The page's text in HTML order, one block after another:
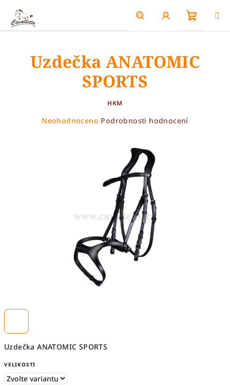
obsah
HledatPřihlášení
košík
Uzdečka ANATOMIC SPORTS
VELIKOSTI
Uzdečka ANATOMIC
SPORTS
HKM
Průměrné
Neohodnoceno Podrobnosti hodnocení